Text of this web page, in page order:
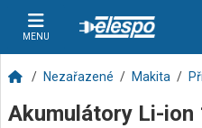
MENU
Nezařazené Makita
Akumulátory Li-ion